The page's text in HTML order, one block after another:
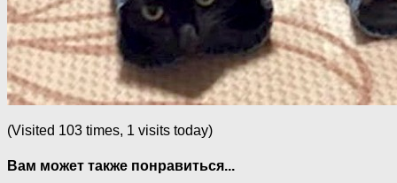
(Visited 103 times, 1 visits today)
Вам может также понравиться...